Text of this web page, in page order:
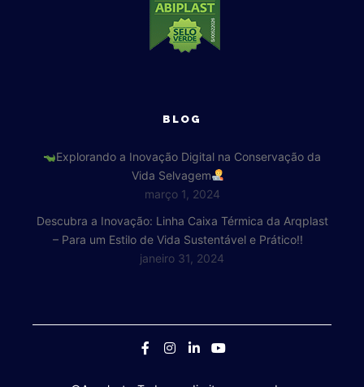
BLOG
Explorando a Inovação Digital na Conservação da
Vida Selvagem
março 1, 2024
Descubra a Inovação: Linha Caixa Térmica da Arqplast
– Para um Estilo de Vida Sustentável e Prático!!
janeiro 31, 2024